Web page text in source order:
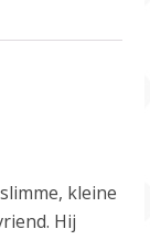
kleine
Hij